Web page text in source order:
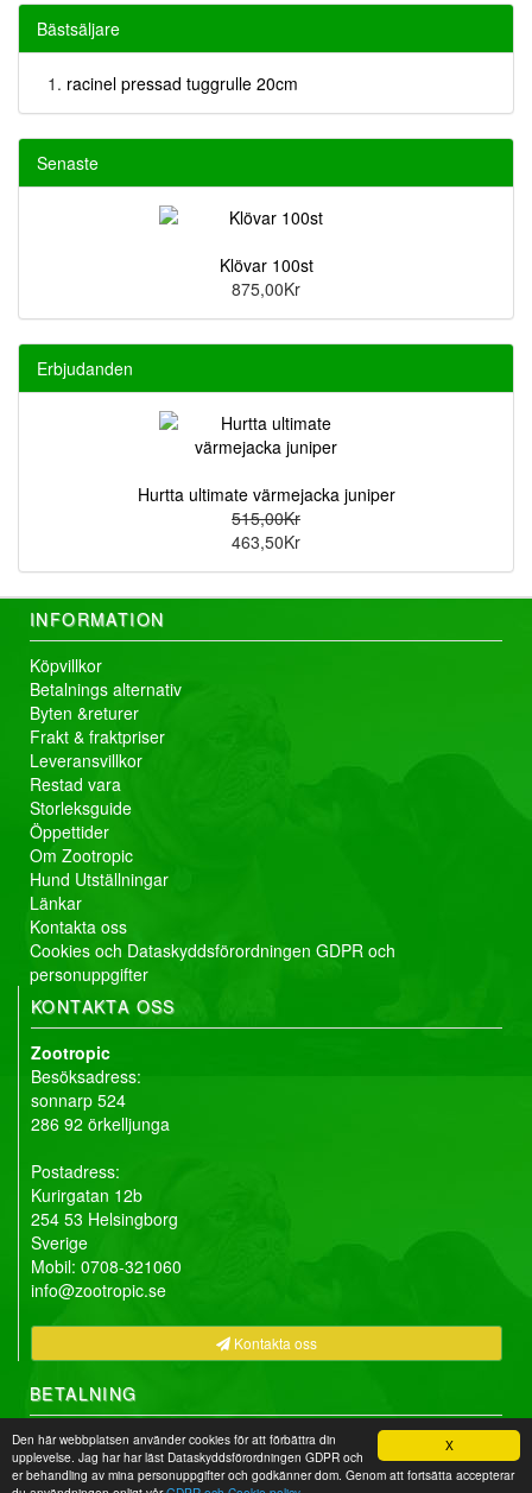
X
Den här webbplatsen använder cookies för att förbättra din
upplevelse. Jag har har läst Dataskyddsförordningen GDPR och
er behandling av mina personuppgifter och godkänner dom. Genom att fortsätta accepterar
Bästsäljare
racinel pressad tuggrulle 20cm
Senaste
Klövar 100st
875,00Kr
Erbjudanden
Hurtta ultimate värmejacka juniper
515,00Kr
463,50Kr
INFORMATION
Köpvillkor
Betalnings alternativ
Byten &returer
Frakt & fraktpriser
Leveransvillkor
Restad vara
Storleksguide
Öppettider
Om Zootropic
Hund Utställningar
Länkar
Kontakta oss
Cookies och Dataskyddsförordningen GDPR och
personuppgifter
KONTAKTA OSS
Zootropic
Besöksadress:
sonnarp 524
286 92 örkelljunga
Postadress:
Kurirgatan 12b
254 53 Helsingborg
Sverige
Mobil: 0708-321060
info@zootropic.se
Kontakta oss
BETALNING
Copyright © 2026Zootropic-Webshop levererad av DistansData